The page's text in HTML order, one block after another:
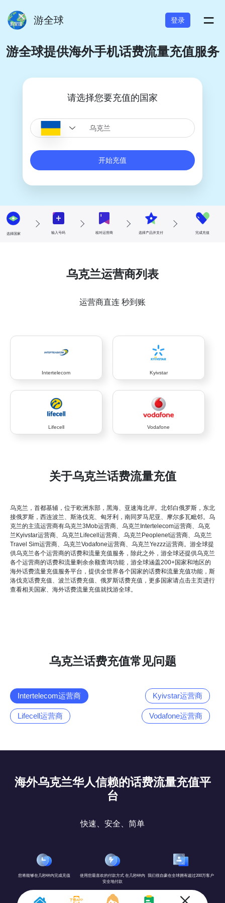
游全球 登录 =
游全球提供海外手机话费流量充值服务
请选择您要充值的国家
开始充值
选择国家 输入号码 核对运营商 选择产品并支付 完成充值
乌克兰运营商列表
运营商直连 秒到账
Intertelecom Kyivstar
Lifecell Vodafone
关于乌克兰话费流量充值
乌克兰，首都基辅，位于欧洲东部，黑海、亚速海北岸。北邻白俄罗斯，东北
接俄罗斯，西连波兰、斯洛伐克、匈牙利，南同罗马尼亚、摩尔多瓦毗邻。乌
克兰的主流运营商有乌克兰3Mob运营商、乌克兰Intertelecom运营商、乌克
兰Kyivstar运营商、乌克兰Lifecell运营商、乌克兰Peoplenet运营商、乌克兰
Travel Sim运营商、乌克兰Vodafone运营商、乌克兰Yezzz运营商。游全球提
供乌克兰各个运营商的话费和流量充值服务，除此之外，游全球还提供乌克兰
各个运营商的话费和流量剩余余额查询功能，游全球涵盖200+国家和地区的
海外话费流量充值服务平台，提供全世界各个国家的话费和流量充值功能，斯
洛伐克话费充值、波兰话费充值、俄罗斯话费充值，更多国家请点击主页进行
查看相关国家、海外话费流量充值就找游全球。
乌克兰话费充值常见问题
Intertelecom运营商 Kyivstar运营商
Lifecell运营商 Vodafone运营商
海外乌克兰华人信赖的话费流量充值平
台
快速、安全、简单
您将能够在几秒钟内完成充值
使用您最喜欢的付款方式 在几秒钟内
安全地付款
我们很自豪在全球拥有超过200万客户